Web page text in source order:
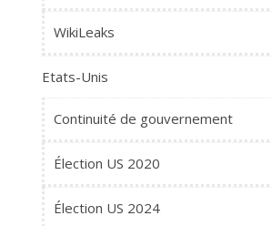
WikiLeaks
Etats-Unis
Continuité de gouvernement
Élection US 2020
Élection US 2024